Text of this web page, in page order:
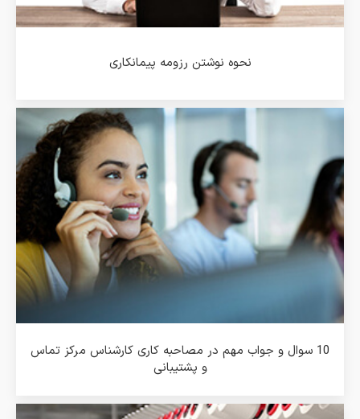
نحوه نوشتن رزومه پیمانکاری
10 سوال و جواب مهم در مصاحبه کاری کارشناس مرکز تماس
و پشتیبانی